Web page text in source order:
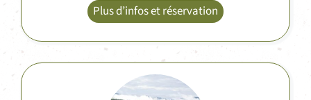
Plus d’infos et réservation